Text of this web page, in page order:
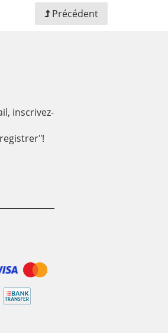
Précédent
inscrivez-